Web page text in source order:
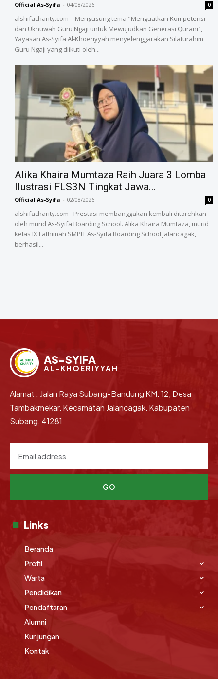
Official As-Syifa - 04/08/2026 0
alshifacharity.com – Mengusung tema "Menguatkan Kompetensi
dan Ukhuwah Guru Ngaji untuk Mewujudkan Generasi Qurani",
Yayasan As-Syifa Al-Khoeriyyah menyelenggarakan Silaturahim
Guru Ngaji yang diikuti oleh...
Alika Khaira Mumtaza Raih Juara 3 Lomba
Ilustrasi FLS3N Tingkat Jawa...
Official As-Syifa - 02/08/2026 0
alshifacharity.com - Prestasi membanggakan kembali ditorehkan
oleh murid As-Syifa Boarding School. Alika Khaira Mumtaza, murid
kelas IX Fathimah SMPIT As-Syifa Boarding School Jalancagak,
berhasil...
AS-SYIFA
AL-KHOERIYYAH
Alamat : Jalan Raya Subang-Bandung KM. 12, Desa
Tambakmekar, Kecamatan Jalancagak, Kabupaten
Subang, 41281
GO
Links
Beranda
Profil
Warta
Pendidikan
Pendaftaran
Alumni
Kunjungan
Kontak